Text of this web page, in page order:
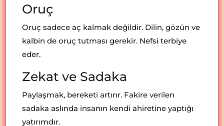
Oruç
Oruç sadece aç kalmak değildir. Dilin, gözün ve
kalbin de oruç tutması gerekir. Nefsi terbiye
eder.
Zekat ve Sadaka
Paylaşmak, bereketi artırır. Fakire verilen
sadaka aslında insanın kendi ahiretine yaptığı
yatırımdır.